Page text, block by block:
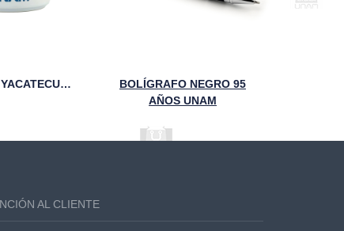
TAZA STICKER YACATECUHTLI 95 ANIVERSARIO FCA
BOLÍGRAFO NEGRO 95
AÑOS UNAM
AL CLIENTE